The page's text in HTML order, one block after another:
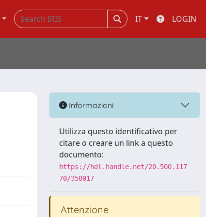
IT LOGIN
Informazioni
Utilizza questo identificativo per
citare o creare un link a questo
documento:
https://hdl.handle.net/20.500.117
70/358017
Attenzione